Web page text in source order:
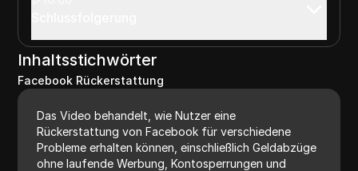
Inhaltsstichwörter
Facebook Rückerstattung
Das Video behandelt, wie Nutzer eine
Rückerstattung von Facebook für verschiedene
Probleme erhalten können, einschließlich Geldabzüge
ohne laufende Werbung, Kontosperrungen und